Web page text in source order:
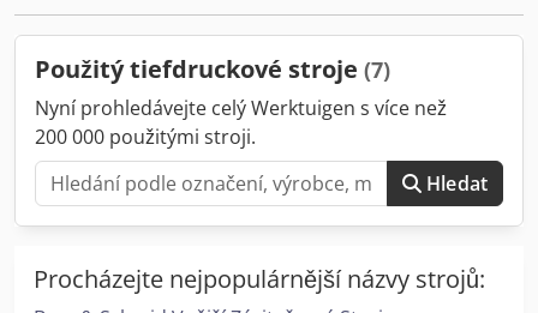
Použitý tiefdruckové stroje (7)
Nyní prohledávejte celý Werktuigen s více než
200 000 použitými stroji.
Hledat
Procházejte nejpopulárnější názvy strojů: